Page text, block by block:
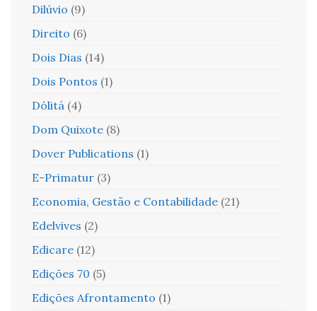
Dilúvio (9)
Direito (6)
Dois Dias (14)
Dois Pontos (1)
Dólitá (4)
Dom Quixote (8)
Dover Publications (1)
E-Primatur (3)
Economia, Gestão e Contabilidade (21)
Edelvives (2)
Edicare (12)
Edições 70 (5)
Edições Afrontamento (1)